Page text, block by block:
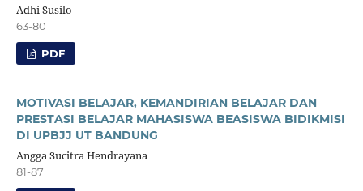
Adhi Susilo
63-80
PDF
MOTIVASI BELAJAR, KEMANDIRIAN BELAJAR DAN
PRESTASI BELAJAR MAHASISWA BEASISWA BIDIKMISI
DI UPBJJ UT BANDUNG
Angga Sucitra Hendrayana
81-87